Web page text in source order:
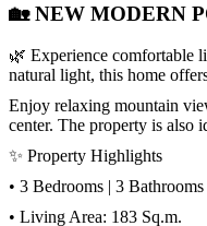
🏡 NEW MODERN
🌿 Experience comfortable
natural light, this home
Enjoy relaxing mountain
center. The property is also
✨ Property Highlights
• 3 Bedrooms | 3 Bathrooms
• Living Area: 183 Sq.m.